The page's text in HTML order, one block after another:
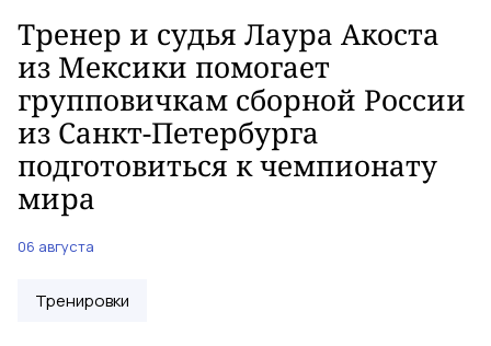
Тренер и судья Лаура Акоста
из Мексики помогает
групповичкам сборной России
из Санкт-Петербурга
подготовиться к чемпионату
мира
06 августа
Тренировки